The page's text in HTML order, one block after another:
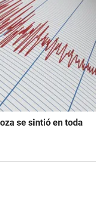
se sintió en toda